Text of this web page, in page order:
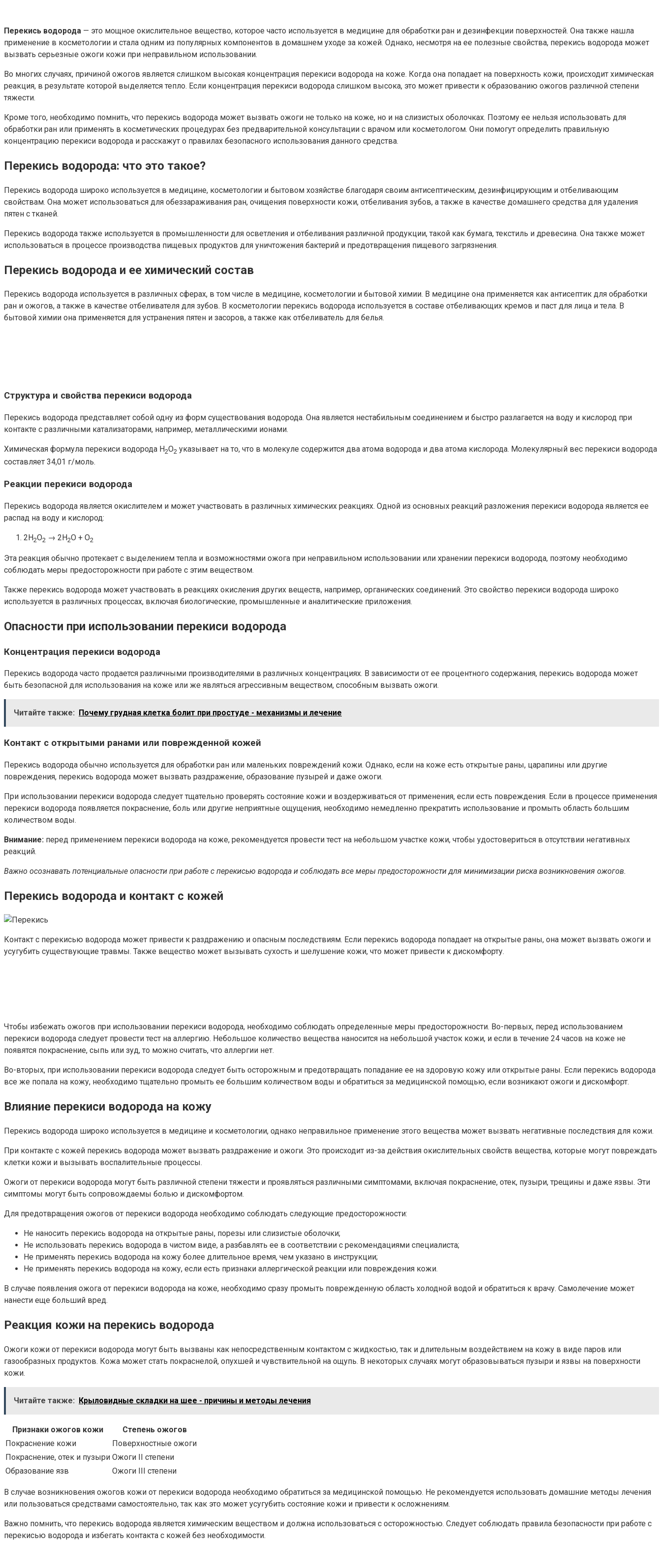
Перекись водорода — это мощное окислительное вещество, которое часто используется в медицине для обработки ран и дезинфекции поверхностей. Она также нашла
применение в косметологии и стала одним из популярных компонентов в домашнем уходе за кожей. Однако, несмотря на ее полезные свойства, перекись водорода может
вызвать серьезные ожоги кожи при неправильном использовании.
Во многих случаях, причиной ожогов является слишком высокая концентрация перекиси водорода на коже. Когда она попадает на поверхность кожи, происходит химическая
реакция, в результате которой выделяется тепло. Если концентрация перекиси водорода слишком высока, это может привести к образованию ожогов различной степени
тяжести.
Кроме того, необходимо помнить, что перекись водорода может вызвать ожоги не только на коже, но и на слизистых оболочках. Поэтому ее нельзя использовать для
обработки ран или применять в косметических процедурах без предварительной консультации с врачом или косметологом. Они помогут определить правильную
концентрацию перекиси водорода и расскажут о правилах безопасного использования данного средства.
Перекись водорода: что это такое?
Перекись водорода широко используется в медицине, косметологии и бытовом хозяйстве благодаря своим антисептическим, дезинфицирующим и отбеливающим
свойствам. Она может использоваться для обеззараживания ран, очищения поверхности кожи, отбеливания зубов, а также в качестве домашнего средства для удаления
пятен с тканей.
Перекись водорода также используется в промышленности для осветления и отбеливания различной продукции, такой как бумага, текстиль и древесина. Она также может
использоваться в процессе производства пищевых продуктов для уничтожения бактерий и предотвращения пищевого загрязнения.
Перекись водорода и ее химический состав
Перекись водорода используется в различных сферах, в том числе в медицине, косметологии и бытовой химии. В медицине она применяется как антисептик для обработки
ран и ожогов, а также в качестве отбеливателя для зубов. В косметологии перекись водорода используется в составе отбеливающих кремов и паст для лица и тела. В
бытовой химии она применяется для устранения пятен и засоров, а также как отбеливатель для белья.
Структура и свойства перекиси водорода
Перекись водорода представляет собой одну из форм существования водорода. Она является нестабильным соединением и быстро разлагается на воду и кислород при
контакте с различными катализаторами, например, металлическими ионами.
Химическая формула перекиси водорода H2O2 указывает на то, что в молекуле содержится два атома водорода и два атома кислорода. Молекулярный вес перекиси водорода
составляет 34,01 г/моль.
Реакции перекиси водорода
Перекись водорода является окислителем и может участвовать в различных химических реакциях. Одной из основных реакций разложения перекиси водорода является ее
распад на воду и кислород:
2H2O2 → 2H2O + O2
Эта реакция обычно протекает с выделением тепла и возможностями ожога при неправильном использовании или хранении перекиси водорода, поэтому необходимо
соблюдать меры предосторожности при работе с этим веществом.
Также перекись водорода может участвовать в реакциях окисления других веществ, например, органических соединений. Это свойство перекиси водорода широко
используется в различных процессах, включая биологические, промышленные и аналитические приложения.
Опасности при использовании перекиси водорода
Концентрация перекиси водорода
Перекись водорода часто продается различными производителями в различных концентрациях. В зависимости от ее процентного содержания, перекись водорода может
быть безопасной для использования на коже или же являться агрессивным веществом, способным вызвать ожоги.
Читайте также: Почему грудная клетка болит при простуде - механизмы и лечение
Контакт с открытыми ранами или поврежденной кожей
Перекись водорода обычно используется для обработки ран или маленьких повреждений кожи. Однако, если на коже есть открытые раны, царапины или другие
повреждения, перекись водорода может вызвать раздражение, образование пузырей и даже ожоги.
При использовании перекиси водорода следует тщательно проверять состояние кожи и воздерживаться от применения, если есть повреждения. Если в процессе применения
перекиси водорода появляется покраснение, боль или другие неприятные ощущения, необходимо немедленно прекратить использование и промыть область большим
количеством воды.
Внимание: перед применением перекиси водорода на коже, рекомендуется провести тест на небольшом участке кожи, чтобы удостовериться в отсутствии негативных
реакций.
Важно осознавать потенциальные опасности при работе с перекисью водорода и соблюдать все меры предосторожности для минимизации риска возникновения ожогов.
Перекись водорода и контакт с кожей
Контакт с перекисью водорода может привести к раздражению и опасным последствиям. Если перекись водорода попадает на открытые раны, она может вызвать ожоги и
усугубить существующие травмы. Также вещество может вызывать сухость и шелушение кожи, что может привести к дискомфорту.
Чтобы избежать ожогов при использовании перекиси водорода, необходимо соблюдать определенные меры предосторожности. Во-первых, перед использованием
перекиси водорода следует провести тест на аллергию. Небольшое количество вещества наносится на небольшой участок кожи, и если в течение 24 часов на коже не
появятся покраснение, сыпь или зуд, то можно считать, что аллергии нет.
Во-вторых, при использовании перекиси водорода следует быть осторожным и предотвращать попадание ее на здоровую кожу или открытые раны. Если перекись водорода
все же попала на кожу, необходимо тщательно промыть ее большим количеством воды и обратиться за медицинской помощью, если возникают ожоги и дискомфорт.
Влияние перекиси водорода на кожу
Перекись водорода широко используется в медицине и косметологии, однако неправильное применение этого вещества может вызвать негативные последствия для кожи.
При контакте с кожей перекись водорода может вызвать раздражение и ожоги. Это происходит из-за действия окислительных свойств вещества, которые могут повреждать
клетки кожи и вызывать воспалительные процессы.
Ожоги от перекиси водорода могут быть различной степени тяжести и проявляться различными симптомами, включая покраснение, отек, пузыри, трещины и даже язвы. Эти
симптомы могут быть сопровождаемы болью и дискомфортом.
Для предотвращения ожогов от перекиси водорода необходимо соблюдать следующие предосторожности:
Не наносить перекись водорода на открытые раны, порезы или слизистые оболочки;
Не использовать перекись водорода в чистом виде, а разбавлять ее в соответствии с рекомендациями специалиста;
Не применять перекись водорода на кожу более длительное время, чем указано в инструкции;
Не применять перекись водорода на кожу, если есть признаки аллергической реакции или повреждения кожи.
В случае появления ожога от перекиси водорода на коже, необходимо сразу промыть поврежденную область холодной водой и обратиться к врачу. Самолечение может
нанести еще больший вред.
Реакция кожи на перекись водорода
Ожоги кожи от перекиси водорода могут быть вызваны как непосредственным контактом с жидкостью, так и длительным воздействием на кожу в виде паров или
газообразных продуктов. Кожа может стать покраснелой, опухшей и чувствительной на ощупь. В некоторых случаях могут образовываться пузыри и язвы на поверхности
кожи.
Читайте также: Крыловидные складки на шее - причины и методы лечения
Признаки ожогов кожи
Степень ожогов
Покраснение кожи
Поверхностные ожоги
Покраснение, отек и пузыри Ожоги II степени
Образование язв
Ожоги III степени
В случае возникновения ожогов кожи от перекиси водорода необходимо обратиться за медицинской помощью. Не рекомендуется использовать домашние методы лечения
или пользоваться средствами самостоятельно, так как это может усугубить состояние кожи и привести к осложнениям.
Важно помнить, что перекись водорода является химическим веществом и должна использоваться с осторожностью. Следует соблюдать правила безопасности при работе с
перекисью водорода и избегать контакта с кожей без необходимости.